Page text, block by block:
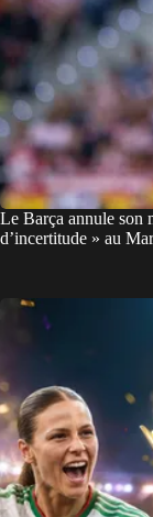
Le Barça annule son
d’incertitude » au